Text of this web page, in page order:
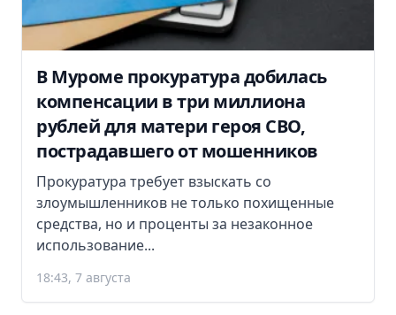
В Муроме прокуратура добилась
компенсации в три миллиона
рублей для матери героя СВО,
пострадавшего от мошенников
Прокуратура требует взыскать со
злоумышленников не только похищенные
средства, но и проценты за незаконное
использование...
18:43, 7 августа